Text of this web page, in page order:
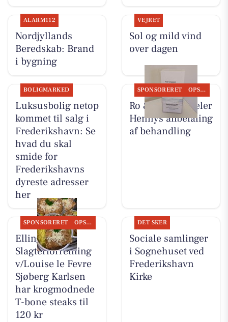
ALARM112
Nordjyllands
Beredskab: Brand
i bygning
VEJRET
Sol og mild vind
over dagen
BOLIGMARKED
Luksusbolig netop
kommet til salg i
Frederikshavn: Se
hvad du skal
smide for
Frederikshavns
dyreste adresser
her
SPONSORERET OPSLAGSTAVLEN
Ro & velvære deler
Hennys anbefaling
af behandling
SPONSORERET OPSLAGSTAVLEN
Elling
Slagterforretning
v/Louise le Fevre
Sjøberg Karlsen
har krogmodnede
T-bone steaks til
120 kr
DET SKER
Sociale samlinger
i Sognehuset ved
Frederikshavn
Kirke